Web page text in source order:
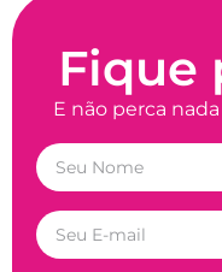
Fique
E não perca